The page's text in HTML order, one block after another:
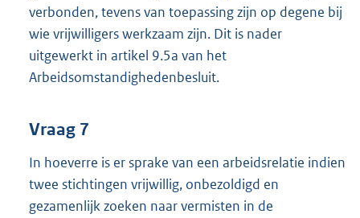
verbonden, tevens van toepassing zijn op degene bij
wie vrijwilligers werkzaam zijn. Dit is nader
uitgewerkt in artikel 9.5a van het
Arbeidsomstandighedenbesluit.
Vraag 7
In hoeverre is er sprake van een arbeidsrelatie indien
twee stichtingen vrijwillig, onbezoldigd en
gezamenlijk zoeken naar vermisten in de